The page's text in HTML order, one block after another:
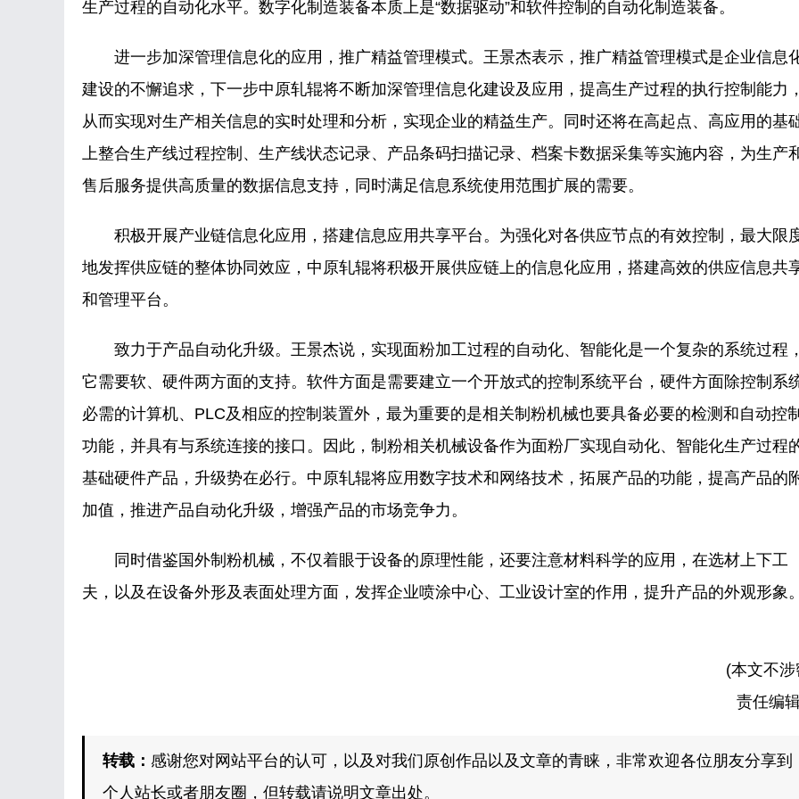
生产过程的自动化水平。数字化制造装备本质上是“数据驱动”和软件控制的自动化制造装备。
进一步加深管理信息化的应用，推广精益管理模式。王景杰表示，推广精益管理模式是企业信息
建设的不懈追求，下一步中原轧辊将不断加深管理信息化建设及应用，提高生产过程的执行控制能力，
从而实现对生产相关信息的实时处理和分析，实现企业的精益生产。同时还将在高起点、高应用的基
上整合生产线过程控制、生产线状态记录、产品条码扫描记录、档案卡数据采集等实施内容，为生产
售后服务提供高质量的数据信息支持，同时满足信息系统使用范围扩展的需要。
积极开展产业链信息化应用，搭建信息应用共享平台。为强化对各供应节点的有效控制，最大限
地发挥供应链的整体协同效应，中原轧辊将积极开展供应链上的信息化应用，搭建高效的供应信息共
和管理平台。
致力于产品自动化升级。王景杰说，实现面粉加工过程的自动化、智能化是一个复杂的系统过程，
它需要软、硬件两方面的支持。软件方面是需要建立一个开放式的控制系统平台，硬件方面除控制系
必需的计算机、PLC及相应的控制装置外，最为重要的是相关制粉机械也要具备必要的检测和自动控制
功能，并具有与系统连接的接口。因此，制粉相关机械设备作为面粉厂实现自动化、智能化生产过程
基础硬件产品，升级势在必行。中原轧辊将应用数字技术和网络技术，拓展产品的功能，提高产品的
加值，推进产品自动化升级，增强产品的市场竞争力。
同时借鉴国外制粉机械，不仅着眼于设备的原理性能，还要注意材料科学的应用，在选材上下工
夫，以及在设备外形及表面处理方面，发挥企业喷涂中心、工业设计室的作用，提升产品的外观形象。
(本文不涉
责任编辑
转载： 感谢您对网站平台的认可，以及对我们原创作品以及文章的青睐，非常欢迎各位朋友分享到
个人站长或者朋友圈，但转载请说明文章出处。